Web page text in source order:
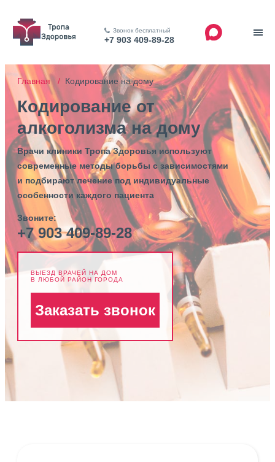
Звонок бесплатный
+7 903 409-89-28
Главная / Кодирование на дому
Кодирование от
алкоголизма на дому
Врачи клиники Тропа Здоровья используют
современные методы борьбы с зависимостями
и подбирают лечение под индивидуальные
особенности каждого пациента
Звоните:
+7 903 409-89-28
ВЫЕЗД ВРАЧЕЙ НА ДОМ
В ЛЮБОЙ РАЙОН ГОРОДА
Заказать звонок